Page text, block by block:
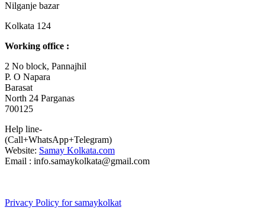
Nilganje bazar
Kolkata 124
Working office :
2 No block, Pannajhil
P. O Napara
Barasat
North 24 Parganas
700125
Help line-
(Call+WhatsApp+Telegram)
Website: Samay Kolkata.com
Email : info.samaykolkata@gmail.com
Privacy Policy for samaykolkat